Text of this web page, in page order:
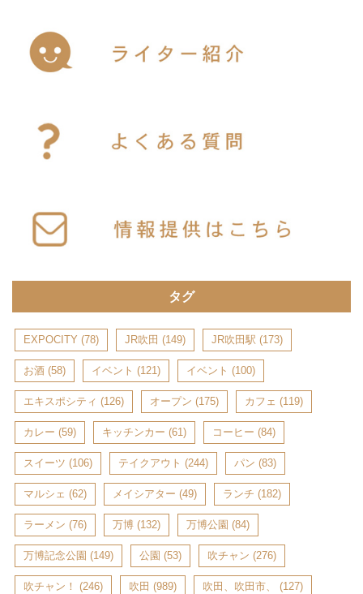
タグ
EXPOCITY (78) JR吹田 (149) JR吹田駅 (173)
お酒 (58) イベント (121) イベント (100)
エキスポシティ (126) オープン (175) カフェ (119)
カレー (59) キッチンカー (61) コーヒー (84)
スイーツ (106) テイクアウト (244) パン (83)
マルシェ (62) メイシアター (49) ランチ (182)
ラーメン (76) 万博 (132) 万博公園 (84)
万博記念公園 (149) 公園 (53) 吹チャン (276)
吹チャン！ (246) 吹田 (989) 吹田、吹田市、 (127)